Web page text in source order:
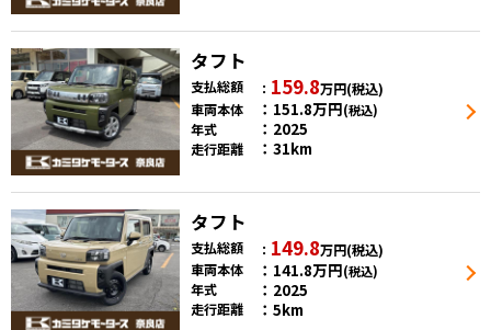
タフト
支払総額 159.8万円(税込)
車両本体
151.8万円(税込)
年式 2025
走行距離 31km
タフト
支払総額 149.8万円(税込)
車両本体
141.8万円(税込)
年式 2025
走行距離 5km